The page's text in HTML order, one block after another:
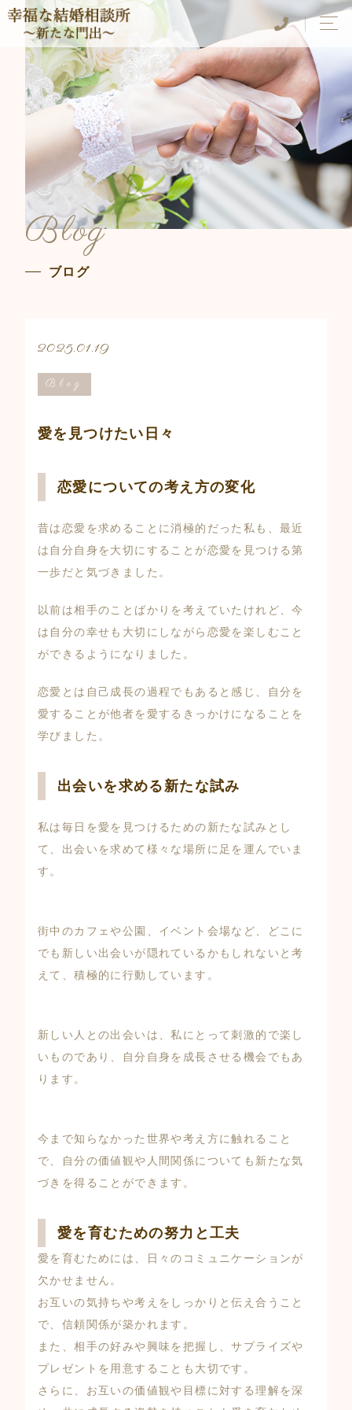
Blog
ブログ
2025.01.19
Blog
愛を見つけたい日々
恋愛についての考え方の変化
昔は恋愛を求めることに消極的だった私も、最近
は自分自身を大切にすることが恋愛を見つける第
一歩だと気づきました。
以前は相手のことばかりを考えていたけれど、今
は自分の幸せも大切にしながら恋愛を楽しむこと
ができるようになりました。
恋愛とは自己成長の過程でもあると感じ、自分を
愛することが他者を愛するきっかけになることを
学びました。
出会いを求める新たな試み
私は毎日を愛を見つけるための新たな試みとし
て、出会いを求めて様々な場所に足を運んでいま
す。
街中のカフェや公園、イベント会場など、どこに
でも新しい出会いが隠れているかもしれないと考
えて、積極的に行動しています。
新しい人との出会いは、私にとって刺激的で楽し
いものであり、自分自身を成長させる機会でもあ
ります。
今まで知らなかった世界や考え方に触れること
で、自分の価値観や人間関係についても新たな気
づきを得ることができます。
愛を育むための努力と工夫
愛を育むためには、日々のコミュニケーションが
欠かせません。
お互いの気持ちや考えをしっかりと伝え合うこと
で、信頼関係が築かれます。
また、相手の好みや興味を把握し、サプライズや
プレゼントを用意することも大切です。
さらに、お互いの価値観や目標に対する理解を深